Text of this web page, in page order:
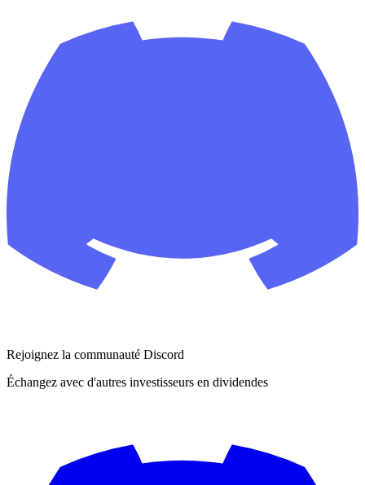
Rejoignez la communauté Discord
Échangez avec d'autres investisseurs en dividendes